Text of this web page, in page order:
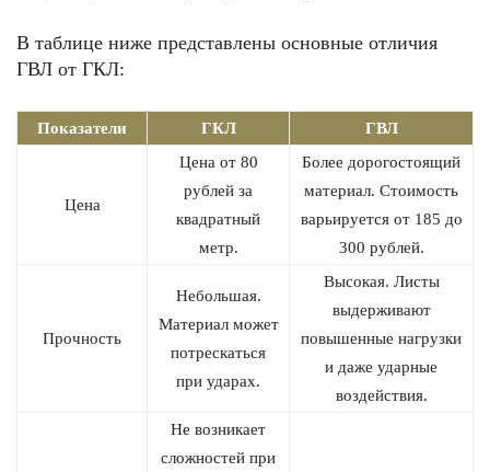
В таблице ниже представлены основные отличия
ГВЛ от ГКЛ:
Показатели ГКЛ ГВЛ
Цена
Цена от 80
рублей за
квадратный
метр.
Более дорогостоящий
материал. Стоимость
варьируется от 185 до
300 рублей.
Прочность
Небольшая.
Материал может
потрескаться
при ударах.
Высокая. Листы
выдерживают
повышенные нагрузки
и даже ударные
воздействия.
Не возникает
сложностей при